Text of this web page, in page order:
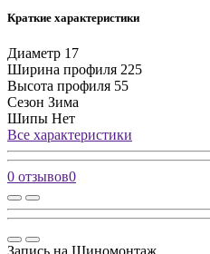
Краткие характеристики
Диаметр 17
Ширина профиля 225
Высота профиля 55
Сезон Зима
Шипы Нет
Все характеристики
0 отзывов0